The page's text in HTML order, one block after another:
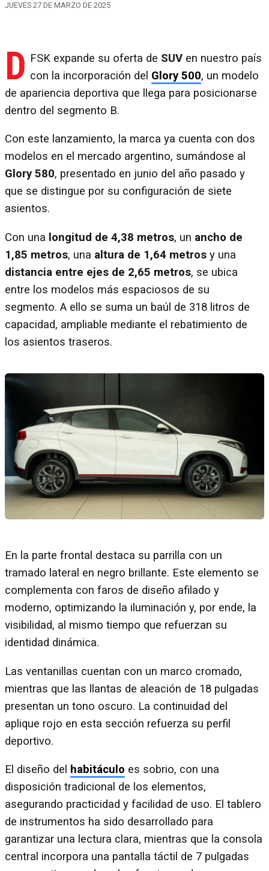
JUEVES 27 DE MARZO DE 2025
D FSK expande su oferta de SUV en nuestro país
con la incorporación del Glory 500, un modelo
de apariencia deportiva que llega para posicionarse
dentro del segmento B.
Con este lanzamiento, la marca ya cuenta con dos
modelos en el mercado argentino, sumándose al
Glory 580, presentado en junio del año pasado y
que se distingue por su configuración de siete
asientos.
Con una longitud de 4,38 metros, un ancho de
1,85 metros, una altura de 1,64 metros y una
distancia entre ejes de 2,65 metros, se ubica
entre los modelos más espaciosos de su
segmento. A ello se suma un baúl de 318 litros de
capacidad, ampliable mediante el rebatimiento de
los asientos traseros.
En la parte frontal destaca su parrilla con un
tramado lateral en negro brillante. Este elemento se
complementa con faros de diseño afilado y
moderno, optimizando la iluminación y, por ende, la
visibilidad, al mismo tiempo que refuerzan su
identidad dinámica.
Las ventanillas cuentan con un marco cromado,
mientras que las llantas de aleación de 18 pulgadas
presentan un tono oscuro. La continuidad del
aplique rojo en esta sección refuerza su perfil
deportivo.
El diseño del habitáculo es sobrio, con una
disposición tradicional de los elementos,
asegurando practicidad y facilidad de uso. El tablero
de instrumentos ha sido desarrollado para
garantizar una lectura clara, mientras que la consola
central incorpora una pantalla táctil de 7 pulgadas